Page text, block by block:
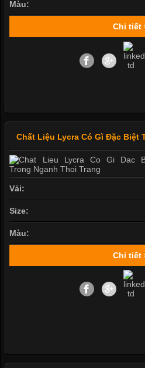
Màu:
Chi tiết
Chất Liệu Lycra Có Gì Đặc Biệt
Vải:
Size:
Màu:
Chi tiết